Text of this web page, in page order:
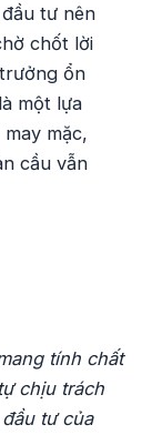
tư nên
chốt lời
ổn
là một lựa
mặc,
cầu vẫn
tính chất
chịu trách
tư của